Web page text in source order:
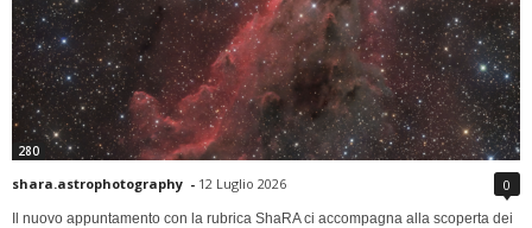
280
shara.astrophotography - 12 Luglio 2026 0
Il nuovo appuntamento con la rubrica ShaRA ci accompagna alla scoperta dei